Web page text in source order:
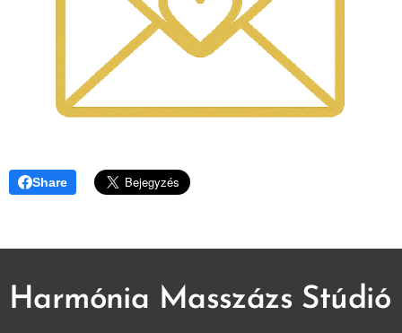
Share
Harmónia Masszázs Stúdió